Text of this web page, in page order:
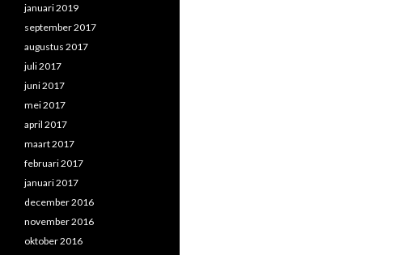
januari 2019
september 2017
augustus 2017
juli 2017
juni 2017
mei 2017
april 2017
maart 2017
februari 2017
januari 2017
december 2016
november 2016
oktober 2016